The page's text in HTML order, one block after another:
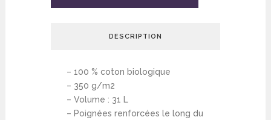
DESCRIPTION
– 100 % coton biologique
– 350 g/m2
– Volume : 31 L
– Poignées renforcées le long du